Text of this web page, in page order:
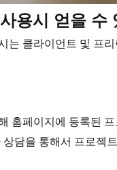
용시 얻을 수
는 클라이언트 및 프
홈페이지에 등록된
담을 통해서 프로젝